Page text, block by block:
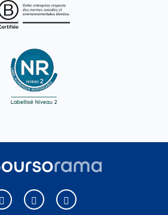
Boursorama sur Facebook
Boursorama sur XBoursorama sur